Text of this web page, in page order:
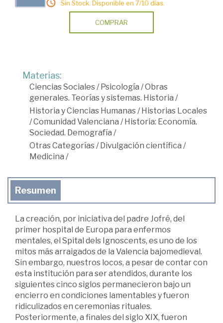
Sin Stock. Disponible en 7/10 días.
COMPRAR
Materias:
Ciencias Sociales/ Psicología /Obras
generales. Teorías y sistemas. Historia /
Historia y Ciencias Humanas/ Historias Locales
/Comunidad Valenciana / Historia: Economía.
Sociedad. Demografía /
Otras Categorías/ Divulgación científica /
Medicina /
Resumen
La creación, por iniciativa del padre Jofré, del
primer hospital de Europa para enfermos
mentales, el Spital dels Ignoscents, es uno de los
mitos más arraigados de la Valencia bajomedieval.
Sin embargo, nuestros locos, a pesar de contar con
esta institución para ser atendidos, durante los
siguientes cinco siglos permanecieron bajo un
encierro en condiciones lamentables y fueron
ridiculizados en ceremonias rituales.
Posteriormente, a finales del siglo XIX, fueron